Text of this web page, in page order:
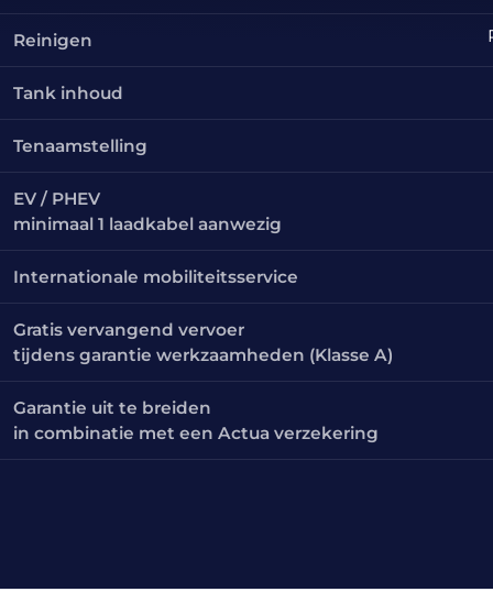
Reinigen
Tank inhoud
Tenaamstelling
EV / PHEV
minimaal 1 laadkabel aanwezig
Internationale mobiliteitsservice
Gratis vervangend vervoer
tijdens garantie werkzaamheden (Klasse A)
Garantie uit te breiden
in combinatie met een Actua verzekering